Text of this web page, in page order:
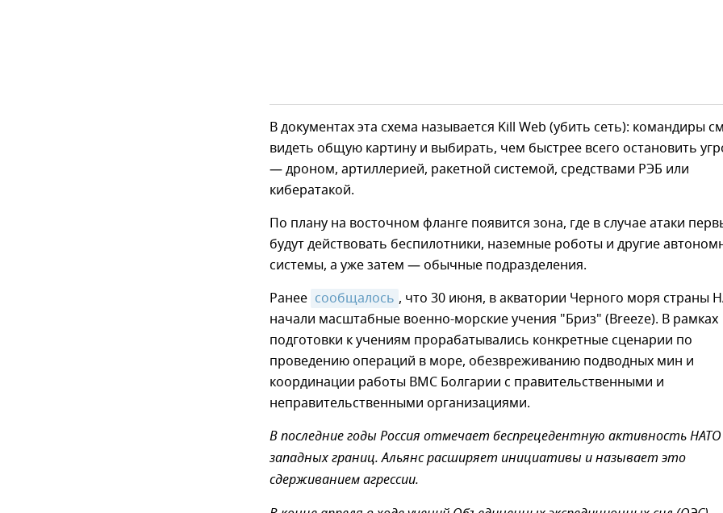
В документах эта схема называется Kill Web (убить сеть): командиры
видеть общую картину и выбирать, чем быстрее всего остановить
— дроном, артиллерией, ракетной системой, средствами РЭБ или
кибератакой.
По плану на восточном фланге появится зона, где в случае атаки
будут действовать беспилотники, наземные роботы и другие
системы, а уже затем — обычные подразделения.
Ранее сообщалось , что 30 июня, в акватории Черного моря страны
начали масштабные военно-морские учения "Бриз" (Breeze). В рамках
подготовки к учениям прорабатывались конкретные сценарии по
проведению операций в море, обезвреживанию подводных мин и
координации работы ВМС Болгарии с правительственными и
неправительственными организациями.
В последние годы Россия отмечает беспрецедентную активность НАТО
западных границ. Альянс расширяет инициативы и называет это
сдерживанием агрессии.